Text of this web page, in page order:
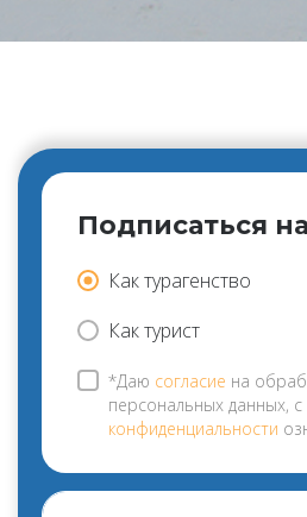
Подписаться
Как турагенство
Как турист
*Даю согласие на
персональных данных, с
конфиденциальности